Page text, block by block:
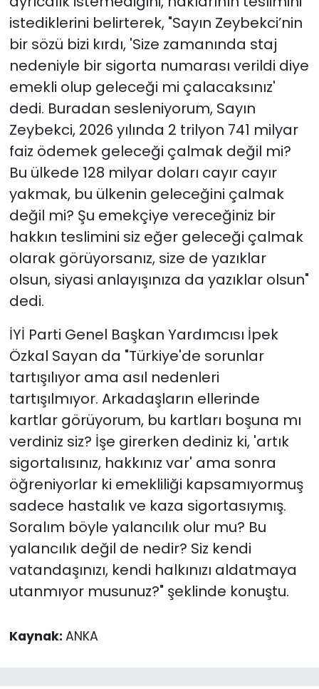
istediklerini belirterek, "Sayın Zeybekci’nin
bir sözü bizi kırdı, 'Size zamanında staj
nedeniyle bir sigorta numarası verildi diye
emekli olup geleceği mi çalacaksınız'
dedi. Buradan sesleniyorum, Sayın
Zeybekci, 2026 yılında 2 trilyon 741 milyar
faiz ödemek geleceği çalmak değil mi?
Bu ülkede 128 milyar doları cayır cayır
yakmak, bu ülkenin geleceğini çalmak
değil mi? Şu emekçiye vereceğiniz bir
hakkın teslimini siz eğer geleceği çalmak
olarak görüyorsanız, size de yazıklar
olsun, siyasi anlayışınıza da yazıklar olsun"
dedi.
İYİ Parti Genel Başkan Yardımcısı İpek
Özkal Sayan da "Türkiye'de sorunlar
tartışılıyor ama asıl nedenleri
tartışılmıyor. Arkadaşların ellerinde
kartlar görüyorum, bu kartları boşuna mı
verdiniz siz? İşe girerken dediniz ki, 'artık
sigortalısınız, hakkınız var' ama sonra
öğreniyorlar ki emekliliği kapsamıyormuş
sadece hastalık ve kaza sigortasıymış.
Soralım böyle yalancılık olur mu? Bu
yalancılık değil de nedir? Siz kendi
vatandaşınızı, kendi halkınızı aldatmaya
utanmıyor musunuz?" şeklinde konuştu.
Kaynak: ANKA